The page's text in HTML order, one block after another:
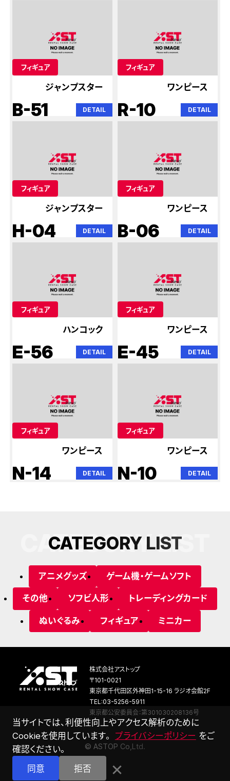
フィギュア
ジャンプスター
B-51 DETAIL
フィギュア
ワンピース
R-10 DETAIL
フィギュア
ジャンプスター
H-04 DETAIL
フィギュア
ワンピース
B-06 DETAIL
フィギュア
ハンコック
E-56 DETAIL
フィギュア
ワンピース
E-45 DETAIL
フィギュア
ワンピース
N-14 DETAIL
フィギュア
ワンピース
N-10 DETAIL
CATEGORY LIST
CATEGORY LIST
アニメグッズ ゲーム機・ゲームソフト
その他 ソフビ人形 トレーディングカード
ぬいぐるみ フィギュア ミニカー
株式会社アストップ
〒101-0021
東京都千代田区外神田1-15-16 ラジオ会館2F
TEL:03-5256-5911
東京都公安委員会：第301030208136号
© ASTOP Co L td.
当サイトでは、利便性向上やアクセス解析のために
Cookieを使用しています。 プライバシーポリシー をご
確認ください。
同意
拒否 ×